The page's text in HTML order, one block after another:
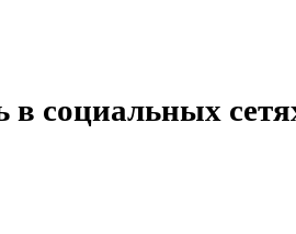
в социальных